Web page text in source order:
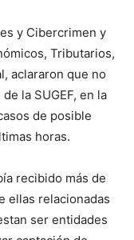
y Cibercrimen y
Tributarios,
aclararon que no
la SUGEF, en la
de posible
horas.
recibido más de
ellas relacionadas
ser entidades